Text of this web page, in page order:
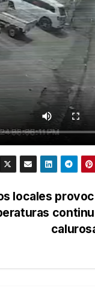
locales